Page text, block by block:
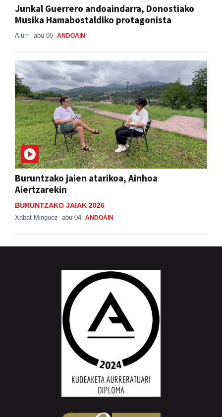
Junkal Guerrero andoaindarra, Donostiako
Musika Hamabostaldiko protagonista
Aiurri abu 05 ANDOAIN
Buruntzako jaien atarikoa, Ainhoa
Aiertzarekin
BURUNTZAKO JAIAK 2026
Xabat Minguez abu 04 ANDOAIN